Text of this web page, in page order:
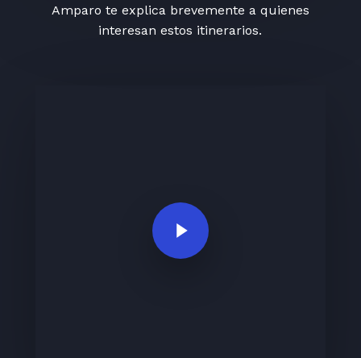
Amparo te explica brevemente a quienes
interesan estos itinerarios.
Play Video